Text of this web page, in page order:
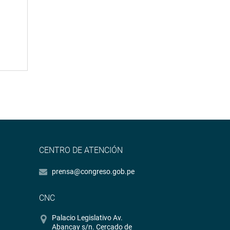
CENTRO DE ATENCIÓN
prensa@congreso.gob.pe
CNC
Palacio Legislativo Av.
Abancay s/n. Cercado de